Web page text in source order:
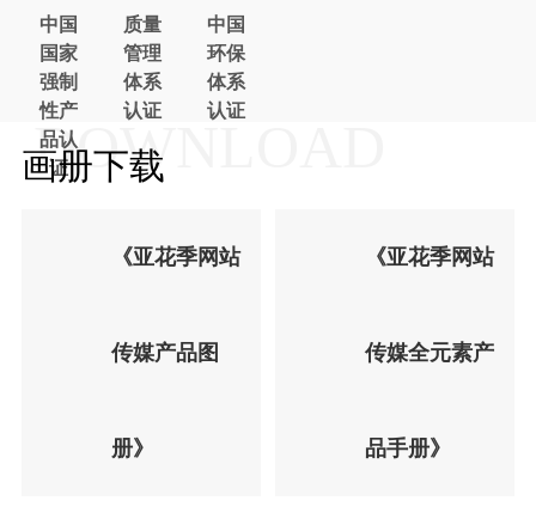
中国
国家
强制
性产
品认
证
质量
管理
体系
认证
中国
环保
体系
认证
画册下载
DOWNLOAD
《亚花季网站
传媒产品图
册》
《亚花季网站
传媒全元素产
品手册》